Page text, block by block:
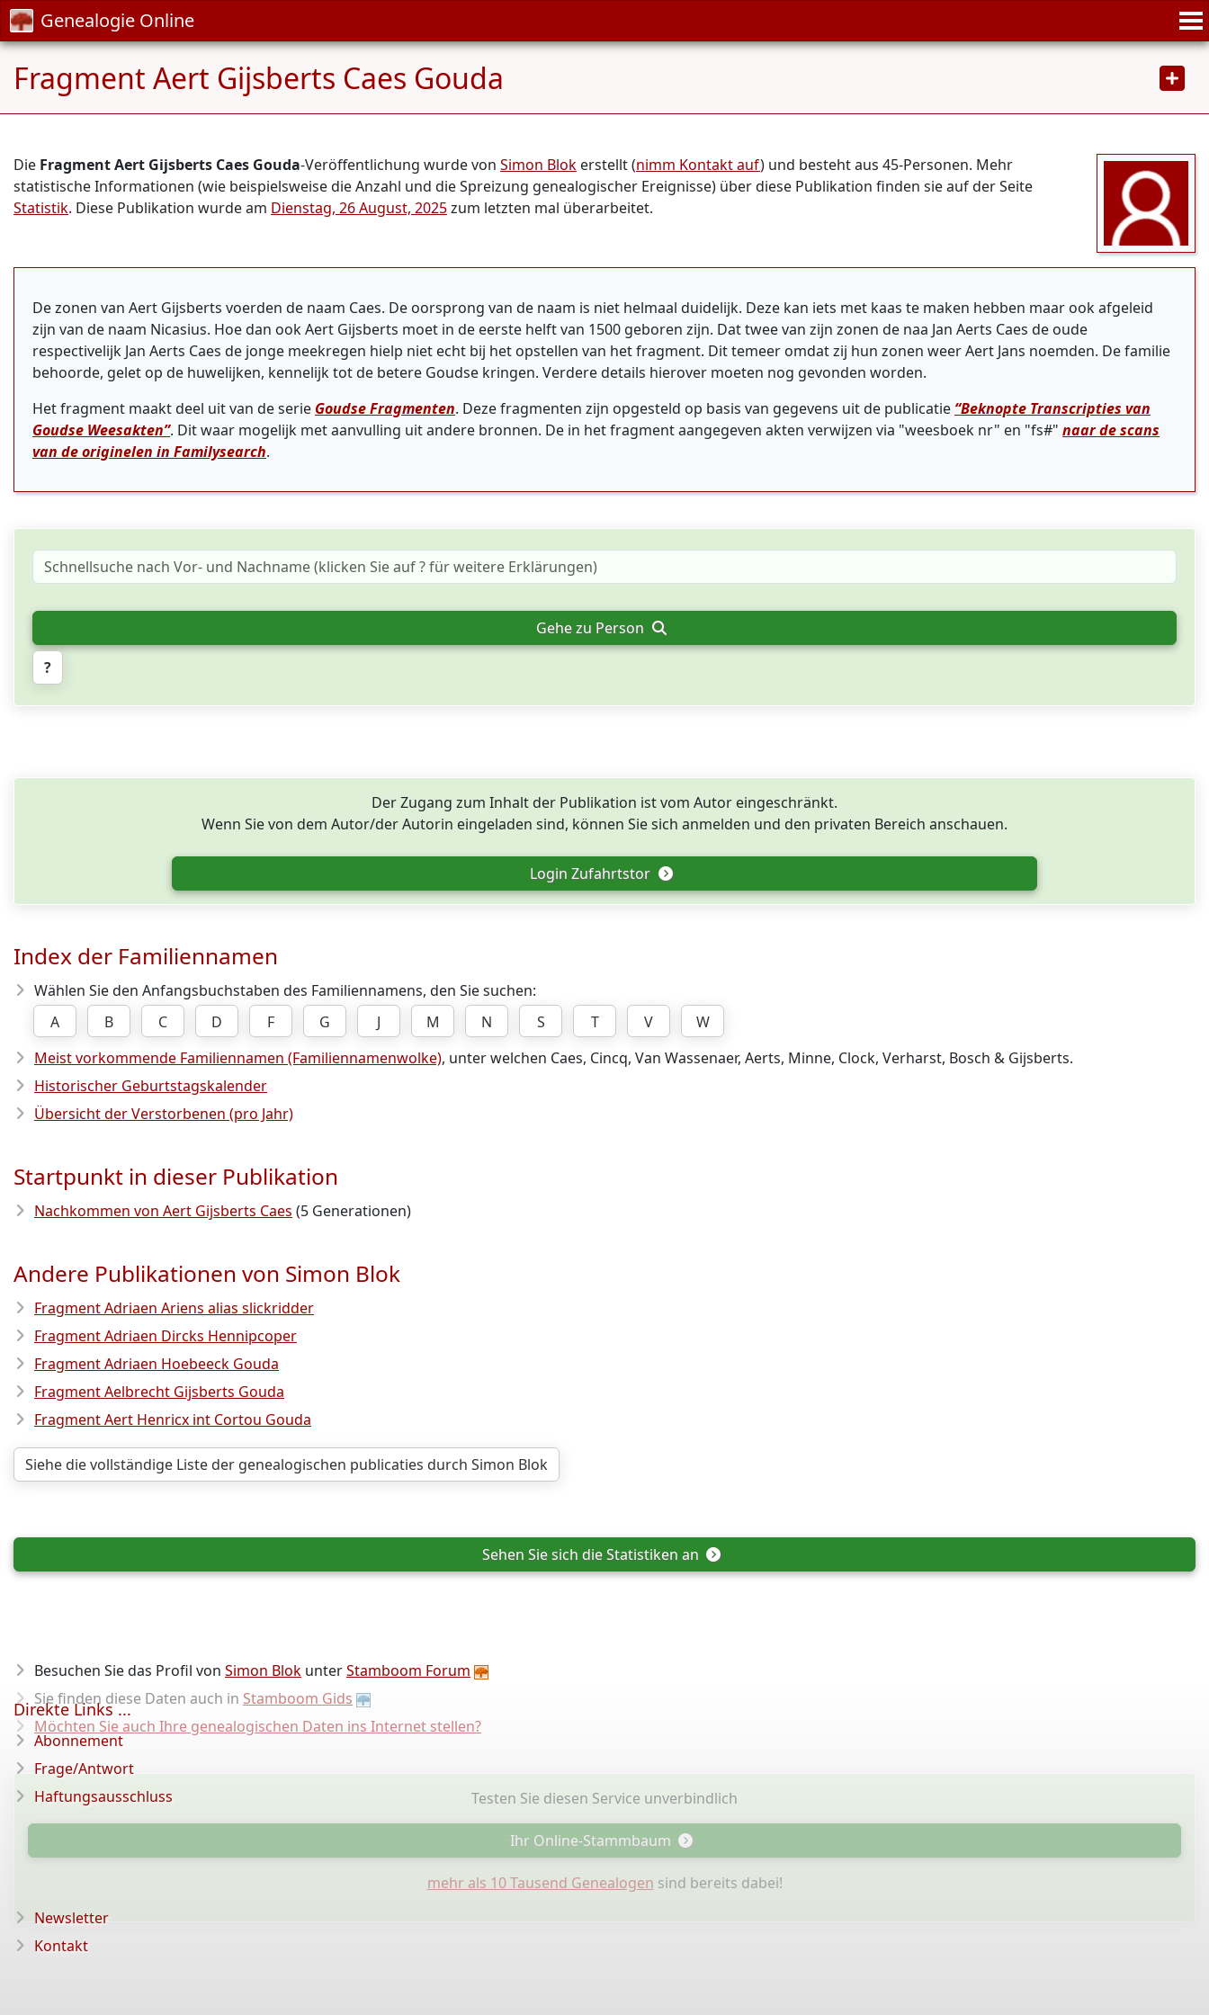
Genealogie Online
Fragment Aert Gijsberts Caes Gouda
Die Fragment Aert Gijsberts Caes Gouda-Veröffentlichung wurde von Simon Blok erstellt (nimm Kontakt auf) und besteht aus 45-Personen. Mehr
statistische Informationen (wie beispielsweise die Anzahl und die Spreizung genealogischer Ereignisse) über diese Publikation finden sie auf der Seite
Statistik. Diese Publikation wurde am Dienstag, 26 August, 2025zum letzten mal überarbeitet.
De zonen van Aert Gijsberts voerden de naam Caes. De oorsprong van de naam is niet helmaal duidelijk. Deze kan iets met kaas te maken hebben maar ook afgeleid
zijn van de naam Nicasius. Hoe dan ook Aert Gijsberts moet in de eerste helft van 1500 geboren zijn. Dat twee van zijn zonen de naa Jan Aerts Caes de oude
respectivelijk Jan Aerts Caes de jonge meekregen hielp niet echt bij het opstellen van het fragment. Dit temeer omdat zij hun zonen weer Aert Jans noemden. De familie
behoorde, gelet op de huwelijken, kennelijk tot de betere Goudse kringen. Verdere details hierover moeten nog gevonden worden.
Het fragment maakt deel uit van de serie Goudse Fragmenten. Deze fragmenten zijn opgesteld op basis van gegevens uit de publicatie “Beknopte Transcripties van
Goudse Weesakten”. Dit waar mogelijk met aanvulling uit andere bronnen. De in het fragment aangegeven akten verwijzen via "weesboek nr" en "fs#" naar de scans
van de originelen in Familysearch.
Gehe zu Person
?
Der Zugang zum Inhalt der Publikation ist vom Autor eingeschränkt.
Wenn Sie von dem Autor/der Autorin eingeladen sind, können Sie sich anmelden und den privaten Bereich anschauen.
Login Zufahrtstor
Index der Familiennamen
Wählen Sie den Anfangsbuchstaben des Familiennamens, den Sie suchen:
A
B C D F G J M N S T V
W
Meist vorkommende Familiennamen (Familiennamenwolke), unter welchen Caes, Cincq, Van Wassenaer, Aerts, Minne, Clock, Verharst, Bosch & Gijsberts.
Historischer Geburtstagskalender
Übersicht der Verstorbenen (pro Jahr)
Startpunkt in dieser Publikation
Nachkommen von Aert Gijsberts Caes (5 Generationen)
Andere Publikationen von Simon Blok
Fragment Adriaen Ariens alias slickridder
Fragment Adriaen Dircks Hennipcoper
Fragment Adriaen Hoebeeck Gouda
Fragment Aelbrecht Gijsberts Gouda
Fragment Aert Henricx int Cortou Gouda
Siehe die vollständige Liste der genealogischen publicaties durch Simon Blok
Sehen Sie sich die Statistiken an
Besuchen Sie das Profil von Simon Blok unterStamboom Forum
Sie finden diese Daten auch in Stamboom Gids
Möchten Sie auch Ihre genealogischen Daten ins Internet stellen?
Testen Sie diesen Service unverbindlich
Ihr Online-Stammbaum
mehr als 10 Tausend Genealogen sind bereits dabei!
Direkte Links ...
Abonnement
Frage/Antwort
Haftungsausschluss
Newsletter
Kontakt